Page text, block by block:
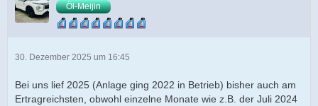
Öl-Meijin
30. Dezember 2025 um 16:45
Bei uns lief 2025 (Anlage ging 2022 in Betrieb) bisher auch am
Ertragreichsten, obwohl einzelne Monate wie z.B. der Juli 2024